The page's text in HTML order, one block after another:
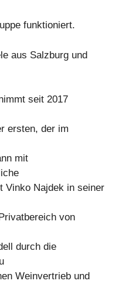
funktioniert.
aus Salzburg und
seit 2017
ersten, der im
mit
Vinko Najdek in seiner
von
durch die
Weinvertrieb und